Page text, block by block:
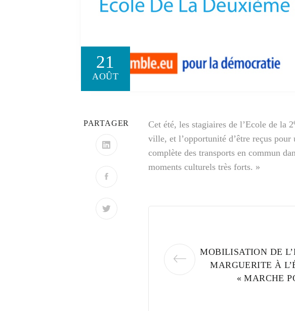
21
AOÛT
PARTAGER Cet été, les stagiaires de l’Ecole de la 2
ville, et l’opportunité d’être reçus
complète des transports en commun
moments culturels très forts. »
MOBILISATION DE
MARGUERITE À
« MARCHE